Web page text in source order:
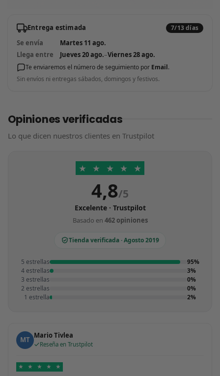
Entrega estimada 7/13 días
Se envía
Martes 11 ago.
Llega entre
Jueves 20 ago.–Viernes 28 ago.
Te enviaremos el número de seguimiento por Email.
Sin envíos ni entregas sábados, domingos y festivos.
Opiniones verificadas
Lo que dicen nuestros clientes en Trustpilot
★ ★ ★ ★ ★
4,8/5
Excelente · Trustpilot
Basado en 462 opiniones
Tienda verificada · Agosto 2019
5 estrellas
95%
4 estrellas
3%
3 estrellas
0%
2 estrellas
0%
1 estrella
2%
MT Mario Tivlea
Reseña en Trustpilot
★ ★ ★ ★ ★